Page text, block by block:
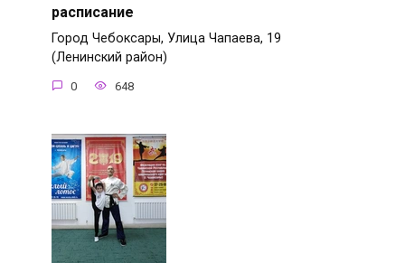
расписание
Город Чебоксары, Улица Чапаева, 19
(Ленинский район)
0 648